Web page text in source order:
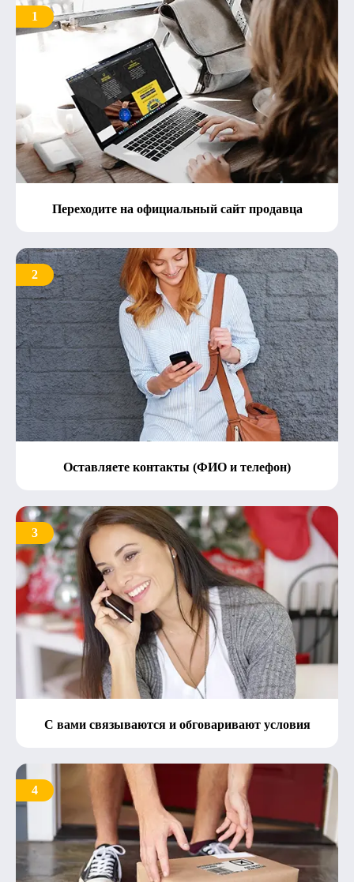
1
Переходите на официальный сайт продавца
2
Оставляете контакты (ФИО и телефон)
3
С вами связываются и обговаривают условия
4